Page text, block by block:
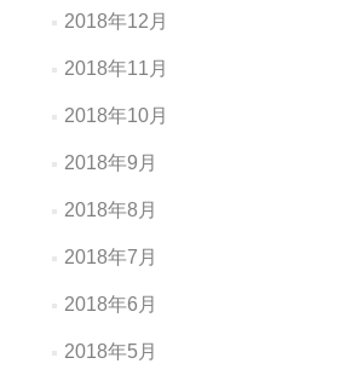
2018年12月
2018年11月
2018年10月
2018年9月
2018年8月
2018年7月
2018年6月
2018年5月